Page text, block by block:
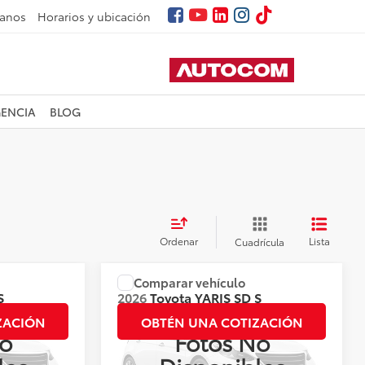
Horarios y ubicación
BLOG
Ordenar Cuadrícula Lista
el Precio
Fotos No
2026ToyotaYARIS SD S
CVT HI
144096
Precio: Llámanos para Obtener el Precio
OBTÉN UNA COTIZACIÓN
Comparar vehículo